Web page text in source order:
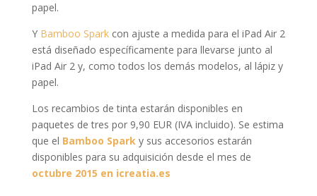
papel.
Y Bamboo Sparkcon ajuste a medida para el iPad Air 2
está diseñado específicamente para llevarse junto al
iPad Air 2 y, como todos los demás modelos, al lápiz y
papel.
Los recambios de tinta estarán disponibles en
paquetes de tres por 9,90 EUR (IVA incluido). Se estima
que el Bamboo Sparky sus accesorios estarán
disponibles para su adquisición desde el mes de
octubre 2015 en icreatia.es